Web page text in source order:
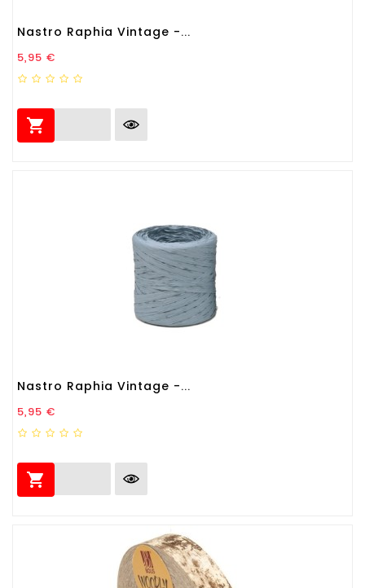
Nastro Raphia Vintage -...
Prezzo
5,95 €

Nastro Raphia Vintage -...
Prezzo
5,95 €
